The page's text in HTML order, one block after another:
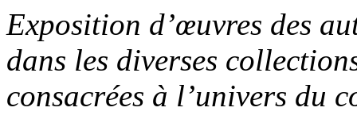
Exposition d’œuvres des
dans les diverses
consacrées à l’univers du